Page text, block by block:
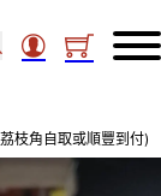
枝角自取或順豐到付)